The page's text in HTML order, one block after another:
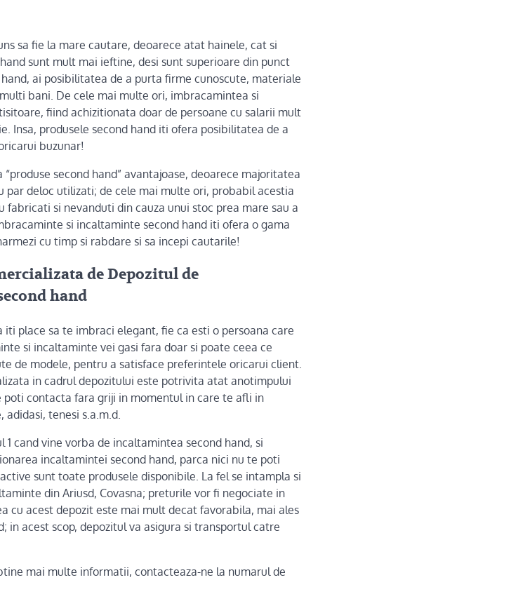
sa fie la mare cautare, deoarece atat hainele, cat si
sunt mult mai ieftine, desi sunt superioare din punct
ai posibilitatea de a purta firme cunoscute, materiale
bani. De cele mai multe ori, imbracamintea si
fiind achizitionata doar de persoane cu salarii mult
Insa, produsele second hand iti ofera posibilitatea de a
buzunar!
second hand” avantajoase, deoarece majoritatea
par deloc utilizati; de cele mai multe ori, probabil acestia
si nevanduti din cauza unui stoc prea mare sau a
si incaltaminte second hand iti ofera o gama
cu timp si rabdare si sa incepi cautarile!
de Depozitul de
hand
place sa te imbraci elegant, fie ca esti o persoana care
si incaltaminte vei gasi fara doar si poate ceea ce
de modele, pentru a satisface preferintele oricarui client.
in cadrul depozitului este potrivita atat anotimpului
contacta fara griji in momentul in care te afli in
tenesi s.a.m.d.
cand vine vorba de incaltamintea second hand, si
incaltamintei second hand, parca nici nu te poti
sunt toate produsele disponibile. La fel se intampla si
din Ariusd, Covasna; preturile vor fi negociate in
cu acest depozit este mai mult decat favorabila, mai ales
in acest scop, depozitul va asigura si transportul catre
mai multe informatii, contacteaza-ne la numarul de